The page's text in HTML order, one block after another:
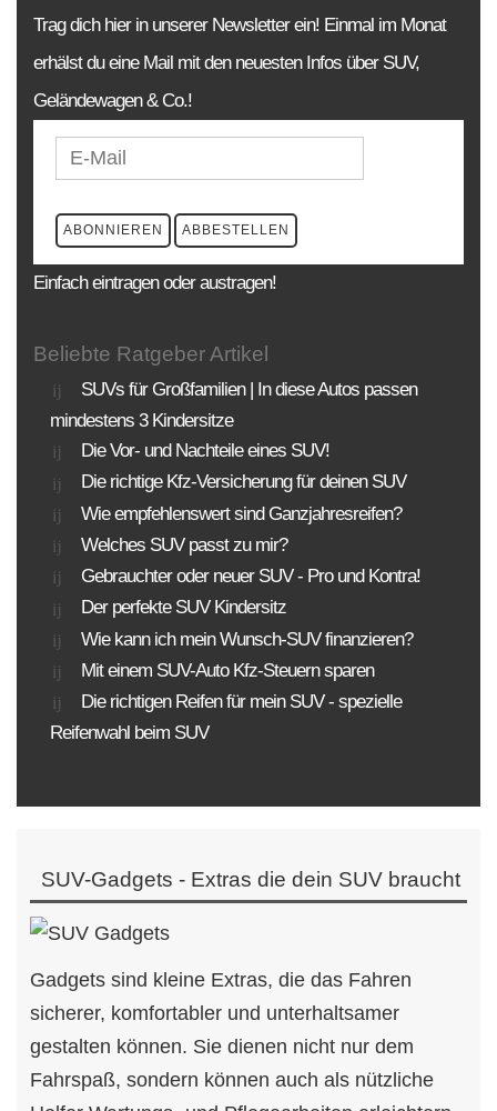
Trag dich hier in unserer Newsletter ein! Einmal im Monat
erhälst du eine Mail mit den neuesten Infos über SUV,
Geländewagen & Co.!
Einfach eintragen oder austragen!
Beliebte Ratgeber Artikel
SUVs für Großfamilien | In diese Autos passen
mindestens 3 Kindersitze
Die Vor- und Nachteile eines SUV!
Die richtige Kfz-Versicherung für deinen SUV
Wie empfehlenswert sind Ganzjahresreifen?
Welches SUV passt zu mir?
Gebrauchter oder neuer SUV - Pro und Kontra!
Der perfekte SUV Kindersitz
Wie kann ich mein Wunsch-SUV finanzieren?
Mit einem SUV-Auto Kfz-Steuern sparen
Die richtigen Reifen für mein SUV - spezielle
Reifenwahl beim SUV
SUV-Gadgets - Extras die dein SUV braucht
Gadgets sind kleine Extras, die das Fahren
sicherer, komfortabler und unterhaltsamer
gestalten können. Sie dienen nicht nur dem
Fahrspaß, sondern können auch als nützliche